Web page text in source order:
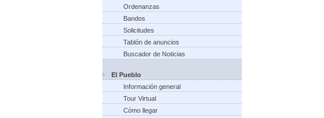
Ordenanzas
Bandos
Solicitudes
Tablón de anuncios
Buscador de Noticias
El Pueblo
Información general
Tour Virtual
Cómo llegar